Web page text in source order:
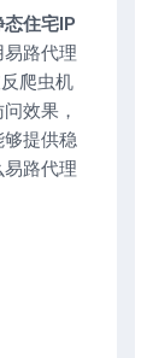
住宅IP
路代理
爬虫机
效果，
提供稳
路代理